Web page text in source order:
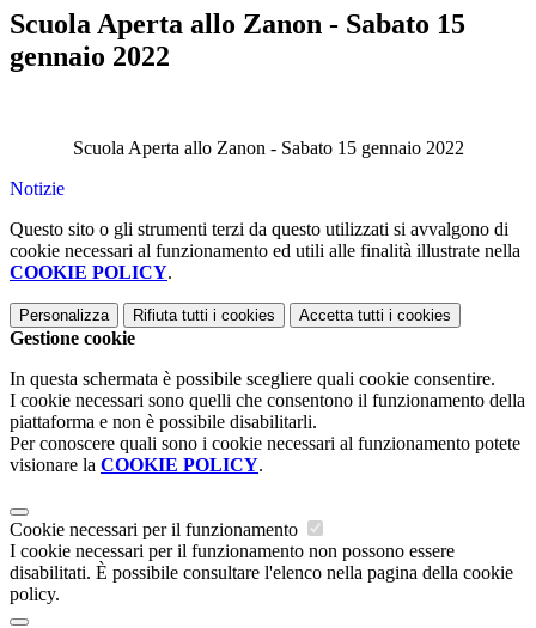
Scuola Aperta allo Zanon - Sabato 15
gennaio 2022
Scuola Aperta allo Zanon - Sabato 15 gennaio 2022
Notizie
Questo sito o gli strumenti terzi da questo utilizzati si avvalgono di
cookie necessari al funzionamento ed utili alle finalità illustrate nella
COOKIE POLICY.
Personalizza Rifiuta tutti i cookies Accetta tutti i cookies
Gestione cookie
In questa schermata è possibile scegliere quali cookie consentire.
I cookie necessari sono quelli che consentono il funzionamento della
piattaforma e non è possibile disabilitarli.
Per conoscere quali sono i cookie necessari al funzionamento potete
visionare la COOKIE POLICY.
Cookie necessari per il funzionamento
I cookie necessari per il funzionamento non possono essere
disabilitati. È possibile consultare l'elenco nella pagina della cookie
policy.